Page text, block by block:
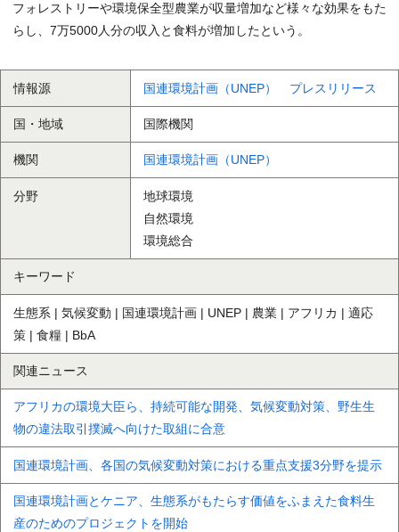
フォレストリーや環境保全型農業が収量増加など様々な効果をもた
らし、7万5000人分の収入と食料が増加したという。
情報源 国連環境計画（UNEP） プレスリリース
国・地域 国際機関
機関 国連環境計画（UNEP）
分野
地球環境
自然環境
環境総合
キーワード
生態系 | 気候変動 | 国連環境計画 | UNEP | 農業 | アフリカ | 適応
策 | 食糧 | BbA
関連ニュース
アフリカの環境大臣ら、持続可能な開発、気候変動対策、野生生
物の違法取引撲滅へ向けた取組に合意
国連環境計画、各国の気候変動対策における重点支援3分野を提示
国連環境計画とケニア、生態系がもたらす価値をふまえた食料生
産のためのプロジェクトを開始